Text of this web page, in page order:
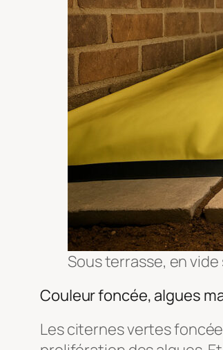
Sous terrasse, en vide
Couleur foncée, algues
Les citernes vertes